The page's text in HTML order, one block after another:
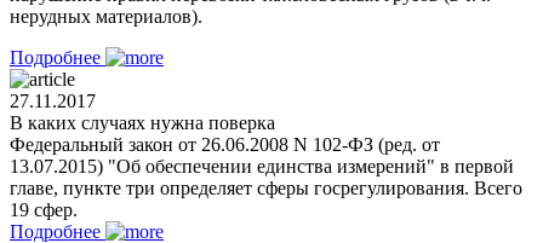
нерудных материалов).
Подробнее
27.11.2017
В каких случаях нужна поверка
Федеральный закон от 26.06.2008 N 102-ФЗ (ред. от
13.07.2015) "Об обеспечении единства измерений" в первой
главе, пункте три определяет сферы госрегулирования. Всего
19 сфер.
Подробнее